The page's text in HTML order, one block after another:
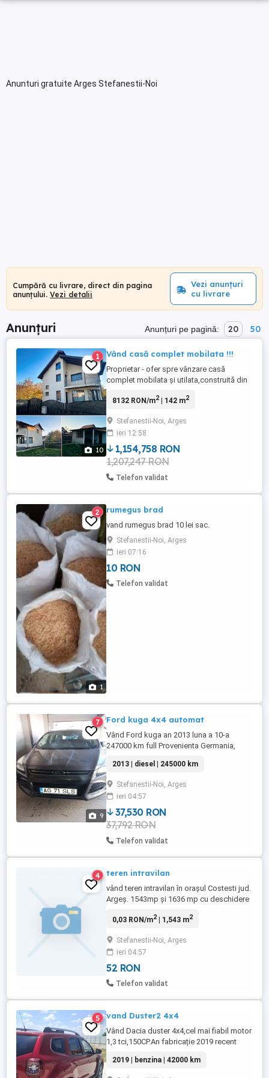
Anunturi gratuite Arges Stefanestii-Noi
Cumpără cu livrare, direct din pagina
anunțului. Vezi detalii
Vezi anunțuri
cu livrare
Anunțuri Anunțuri pe pagină: 20 50
10
1 Vând casă complet mobilata !!!
Proprietar - ofer spre vânzare casă
complet mobilata și utilata,construită din
exterior. Casa dispune și de mansardă
dispune de următoarele facilități: -
suprafață casă:142 mp; - 3 dormitoare (la
etaj); - living; - bucătărie; - ...
8132 RON/m2| 142 m2
Stefanestii-Noi, Arges
ieri 12:58
1,154,758 RON
1,207,247 RON
Telefon validat
1
2 rumegus brad
vand rumegus brad 10 lei sac.
Stefanestii-Noi, Arges
ieri 07:16
10 RON
Telefon validat
9
7 Ford kuga 4x4 automat
Vând Ford kuga an 2013 luna a 10-a
247000 km full Provenienta Germania,
automata Tapiserie piele foarte bine
intretinuta Plafon panoramic Key lets go
Key lets entry Computer bord multiple
funcții Pilot automat Front asist-franeaza
singura când detectează un obstacol ...
2013 | diesel | 245000 km
Stefanestii-Noi, Arges
ieri 04:57
37,530 RON
37,792 RON
Telefon validat
4 teren intravilan
vând teren intravilan în orașul Costesti jud.
Argeș. 1543mp și 1636 mp cu deschidere
proprietatii, curent trifazic pe teren, gaze
suprafețe 500- 700 mp Preț 10 euro mp
0,03 RON/m2| 1,543 m2
Stefanestii-Noi, Arges
ieri 04:57
52 RON
Telefon validat
5 vand Duster2 4x4
Vând Dacia duster 4x4,cel mai fiabil motor
1,3 tci,150CP.An fabricație 2019 recent
creștere. VF1HJD40463710915.Pentru mai
multe detalii ma puteți suna.Nu răspund la
2019 | benzina | 42000 km